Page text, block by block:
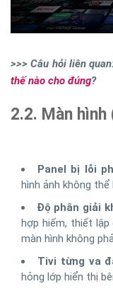
>>> Câu hỏi liên
thế nào cho đúng?
2.2. Màn
Panel bị lỗi
hình ảnh không thể
Độ phân giải
hợp hiếm, thiết
màn hình không
Tivi từng va
hỏng lớp hiển thị